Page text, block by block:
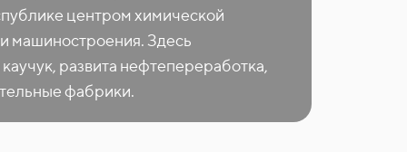
центром химической
машиностроения. Здесь
развита нефтепереработка,
фабрики.